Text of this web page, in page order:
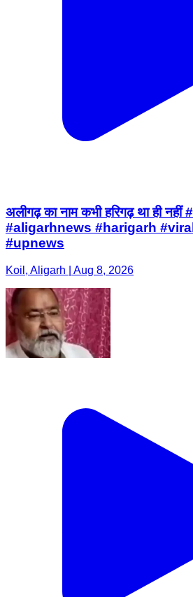
अलीगढ़ का नाम कभी हरिगढ़ था ही
#aligarhnews #harigarh
#upnews
Koil, Aligarh | Aug 8, 2026